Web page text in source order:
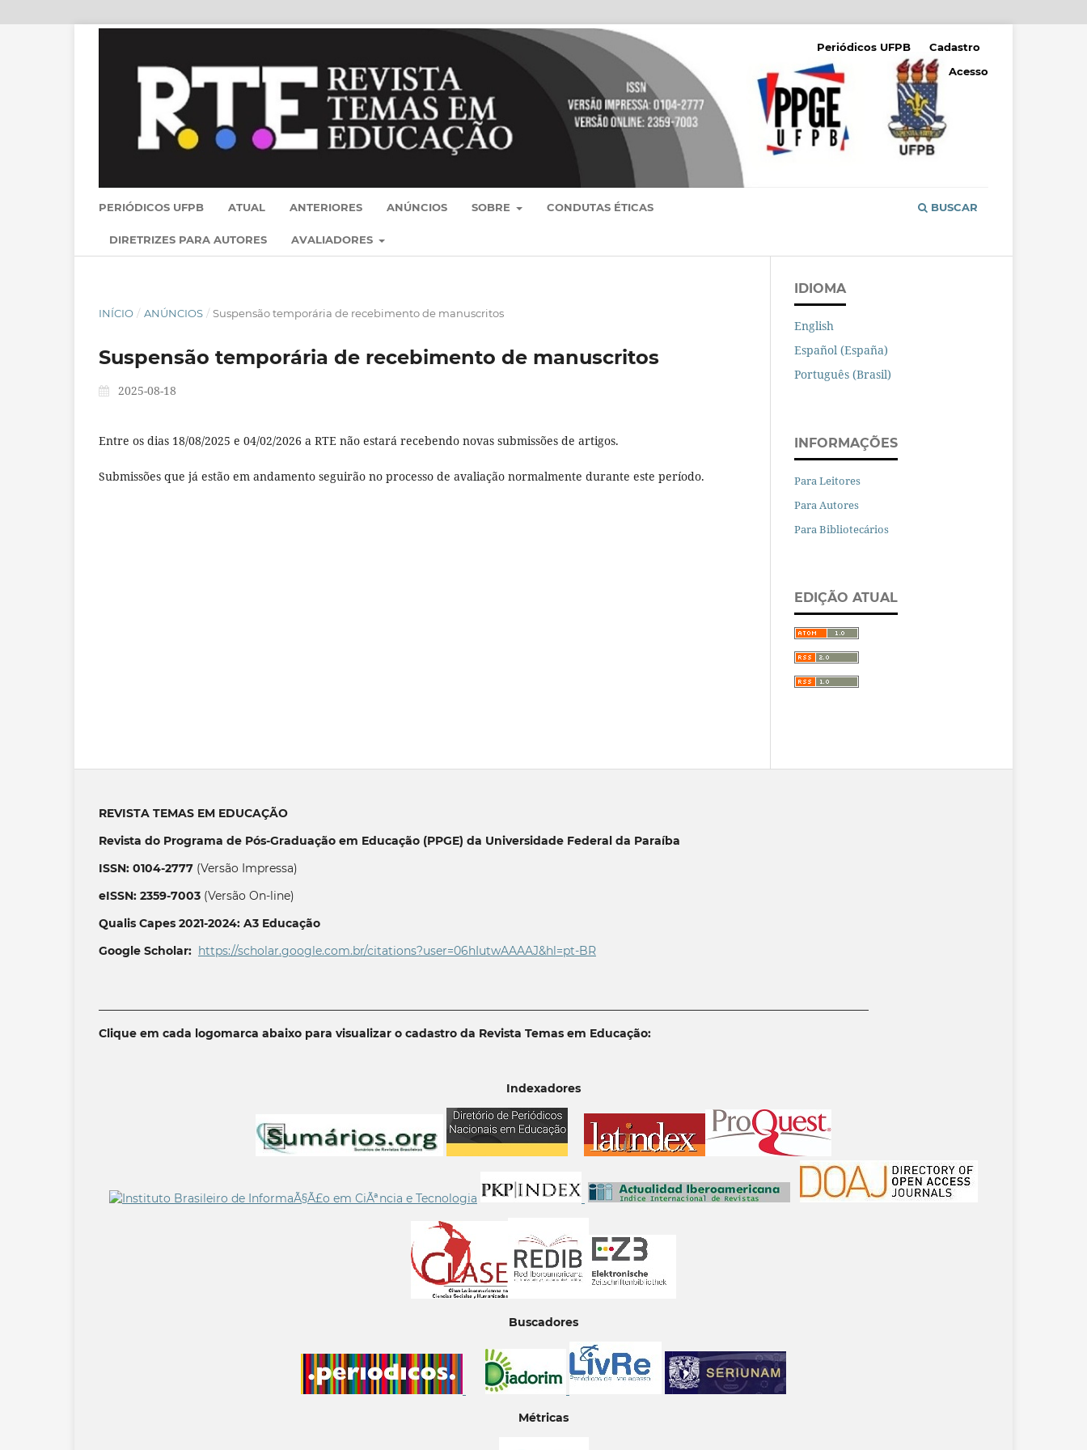
PERIÓDICOS UFPB ATUAL ANTERIORES ANÚNCIOS SOBRE CONDUTAS ÉTICAS
DIRETRIZES PARA AUTORES AVALIADORES
BUSCAR
Periódicos UFPB
Cadastro
Acesso
INÍCIO / ANÚNCIOS / Suspensão temporária de recebimento de manuscritos
Suspensão temporária de recebimento de manuscritos
2025-08-18
Entre os dias 18/08/2025 e 04/02/2026 a RTE não estará recebendo novas submissões de artigos.
Submissões que já estão em andamento seguirão no processo de avaliação normalmente durante este período.
IDIOMA
English
Español (España)
Português (Brasil)
INFORMAÇÕES
Para Leitores
Para Autores
Para Bibliotecários
EDIÇÃO ATUAL
REVISTA TEMAS EM EDUCAÇÃO
Revista do Programa de Pós-Graduação em Educação (PPGE) da Universidade Federal da Paraíba
ISSN: 0104-2777 (Versão Impressa)
eISSN: 2359-7003 (Versão On-line)
Qualis Capes 2021-2024: A3 Educação
Google Scholar: https://scholar.google.com.br/citations?user=06hIutwAAAAJ&hl=pt-BR
Clique em cada logomarca abaixo para visualizar o cadastro da Revista Temas em Educação:
Indexadores
Buscadores
Métricas